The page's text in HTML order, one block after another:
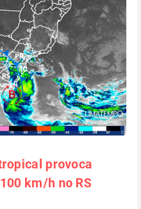
provoca
km/h no RS